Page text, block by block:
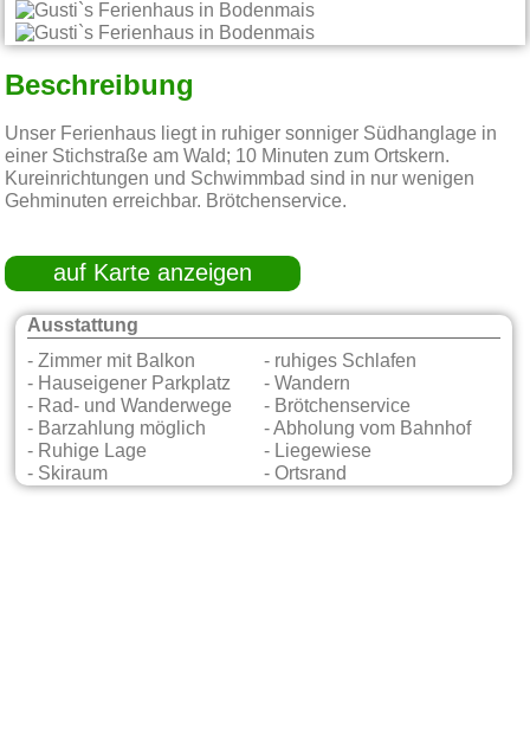
Beschreibung
Unser Ferienhaus liegt in ruhiger sonniger Südhanglage in
einer Stichstraße am Wald; 10 Minuten zum Ortskern.
Kureinrichtungen und Schwimmbad sind in nur wenigen
Gehminuten erreichbar. Brötchenservice.
auf Karte anzeigen
Ausstattung
- Zimmer mit Balkon
- ruhiges Schlafen
- Hauseigener Parkplatz
- Wandern
- Rad- und Wanderwege
- Brötchenservice
- Barzahlung möglich
- Abholung vom Bahnhof
- Ruhige Lage
- Liegewiese
- Skiraum
- Ortsrand